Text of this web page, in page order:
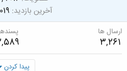
آخرین بازدید
ارسال ها
3,261
پیدا کردن